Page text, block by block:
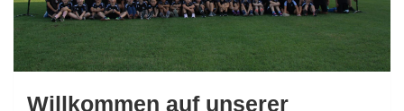
Willkommen auf unserer